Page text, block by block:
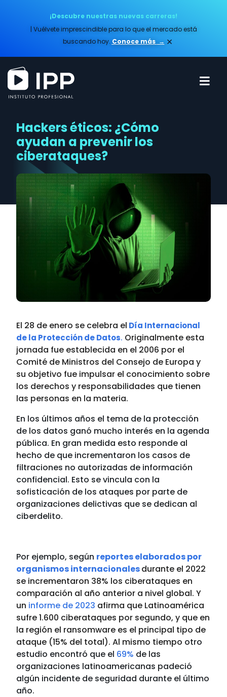
¡Descubre nuestras nuevas carreras!
| Vuélvete imprescindible para lo que el mercado está
buscando hoy. Conoce más​ → ×
Hackers éticos: ¿Cómo
ayudan a prevenir los
ciberataques?
El 28 de enero se celebra el Día Internacional
de la Protección de Datos. Originalmente esta
jornada fue establecida en el 2006 por el
Comité de Ministros del Consejo de Europa y
su objetivo fue impulsar el conocimiento sobre
los derechos y responsabilidades que tienen
las personas en la materia.
En los últimos años el tema de la protección
de los datos ganó mucho interés en la agenda
pública. En gran medida esto responde al
hecho de que incrementaron los casos de
filtraciones no autorizadas de información
confidencial. Esto se vincula con la
sofisticación de los ataques por parte de
organizaciones delictivas que se dedican al
ciberdelito.
Por ejemplo, según reportes elaborados por
organismos internacionalesdurante el 2022
se incrementaron 38% los ciberataques en
comparación al año anterior a nivel global. Y
un informe de 2023 afirma que Latinoamérica
sufre 1.600 ciberataques por segundo, y que en
la región el ransomware es el principal tipo de
ataque (15% del total). Al mismo tiempo otro
estudio encontró que el 69% de las
organizaciones latinoamericanas padeció
algún incidente de seguridad durante el último
año.